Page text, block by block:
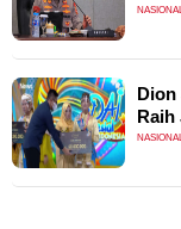
NASIONAL
Dion
Raih
NASIONAL